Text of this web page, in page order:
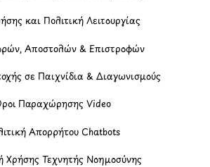
και Πολιτική Λειτουργίας
Αποστολών & Επιστροφών
σε Παιχνίδια & Διαγωνισμούς
Παραχώρησης Video
Απορρήτου Chatbots
Χρήσης Τεχνητής Νοημοσύνης